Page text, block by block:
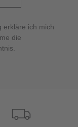
erkläre ich mich
die